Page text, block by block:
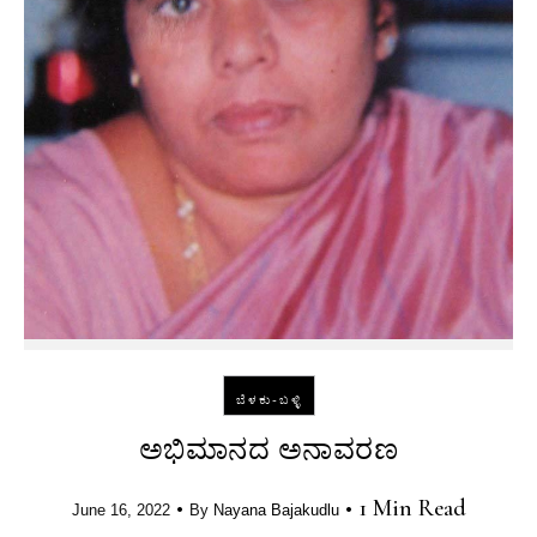
ಬೆಳಕು-ಬಳ್ಳಿ
ಅಭಿಮಾನದ ಅನಾವರಣ
June 16, 2022 • By Nayana Bajakudlu • 1 Min Read